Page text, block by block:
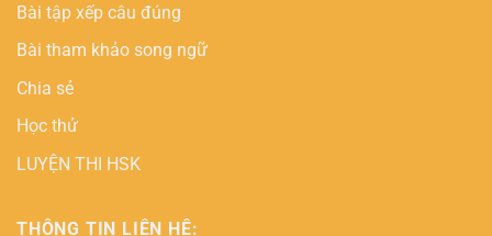
Bài tập xếp câu đúng
Bài tham khảo song ngữ
Chia sẻ
Học thử
LUYỆN THI HSK
THÔNG TIN LIÊN HỆ: